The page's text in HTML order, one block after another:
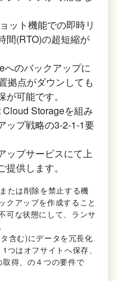
ット機能での即時リ
間(RTO)の超短縮が
へのバックアップに
拠点がダウンしても
可能です。
Storageを組み
ップ戦略の3-2-1-1要
ップサービスにて上
供します。
たは削除を禁止する機
クアップを作成すること
可な状態にして、ランサ
含む)にデータを冗長化
つはオフサイトへ保存、
得、の４つの要件で